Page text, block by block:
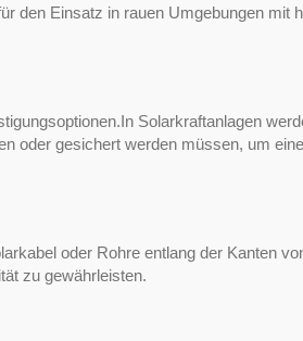
den Einsatz in rauen Umgebungen mit
Solarkraftanlagen
oder gesichert werden müssen, um
oder Rohre entlang der Kanten
zu gewährleisten.